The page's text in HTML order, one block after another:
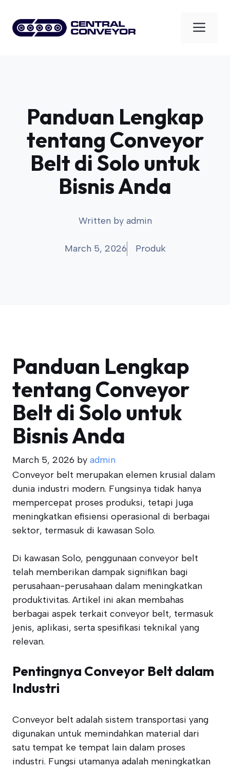
content
Panduan Lengkap
tentang Conveyor
Belt di Solo untuk
Bisnis Anda
Written by admin
March 5, 2026 Produk
Panduan Lengkap
tentang Conveyor
Belt di Solo untuk
Bisnis Anda
March 5, 2026 by admin
Conveyor belt merupakan elemen krusial dalam
dunia industri modern. Fungsinya tidak hanya
mempercepat proses produksi, tetapi juga
meningkatkan efisiensi operasional di berbagai
sektor, termasuk di kawasan Solo.
Di kawasan Solo, penggunaan conveyor belt
telah memberikan dampak signifikan bagi
perusahaan-perusahaan dalam meningkatkan
produktivitas. Artikel ini akan membahas
berbagai aspek terkait conveyor belt, termasuk
jenis, aplikasi, serta spesifikasi teknikal yang
relevan.
Pentingnya Conveyor Belt dalam
Industri
Conveyor belt adalah sistem transportasi yang
digunakan untuk memindahkan material dari
satu tempat ke tempat lain dalam proses
industri. Fungsi utamanya adalah meningkatkan